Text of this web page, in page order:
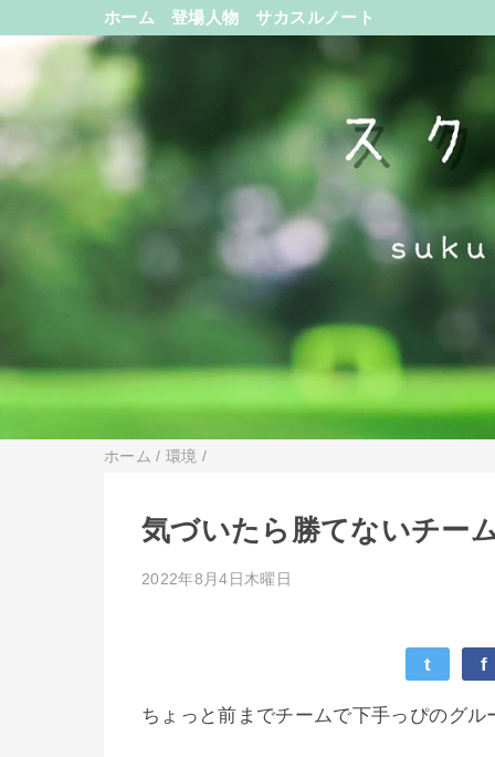
ホーム 登場人物 サカスルノート
ホーム /環境 /
気づいたら勝てないチー
2022年8月4日木曜日
t f
ちょっと前までチームで下手っぴのグ